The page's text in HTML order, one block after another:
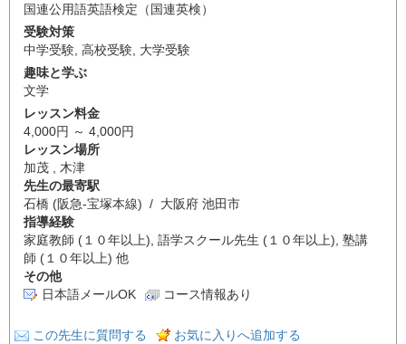
国連公用語英語検定（国連英検）
受験対策
中学受験 高校受験 大学受験
趣味と学ぶ
文学
レッスン料金
4,000円 ～ 4,000円
レッスン場所
加茂 , 木津
先生の最寄駅
石橋 (阪急-宝塚本線) / 大阪府 池田市
指導経験
家庭教師 (１０年以上), 語学スクール先生 (１０年以上), 塾講
師 (１０年以上) 他
その他
日本語メールOK
コース情報あり
この先生に質問する
お気に入りへ追加する